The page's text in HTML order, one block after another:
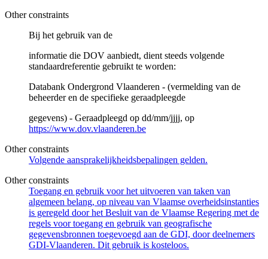
Other constraints
Bij het gebruik van de
informatie die DOV aanbiedt, dient steeds volgende
standaardreferentie gebruikt te worden:
Databank Ondergrond Vlaanderen - (vermelding van de
beheerder en de specifieke geraadpleegde
gegevens) - Geraadpleegd op dd/mm/jjjj, op
https://www.dov.vlaanderen.be
Other constraints
Volgende aansprakelijkheidsbepalingen gelden.
Other constraints
Toegang en gebruik voor het uitvoeren van taken van
algemeen belang, op niveau van Vlaamse overheidsinstanties
is geregeld door het Besluit van de Vlaamse Regering met de
regels voor toegang en gebruik van geografische
gegevensbronnen toegevoegd aan de GDI, door deelnemers
GDI-Vlaanderen. Dit gebruik is kosteloos.